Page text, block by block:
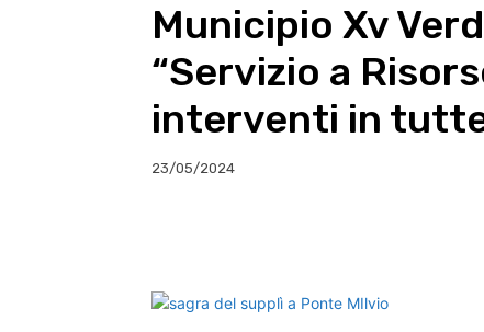
Municipio Xv
“Servizio a
interventi in tutte
23/05/2024